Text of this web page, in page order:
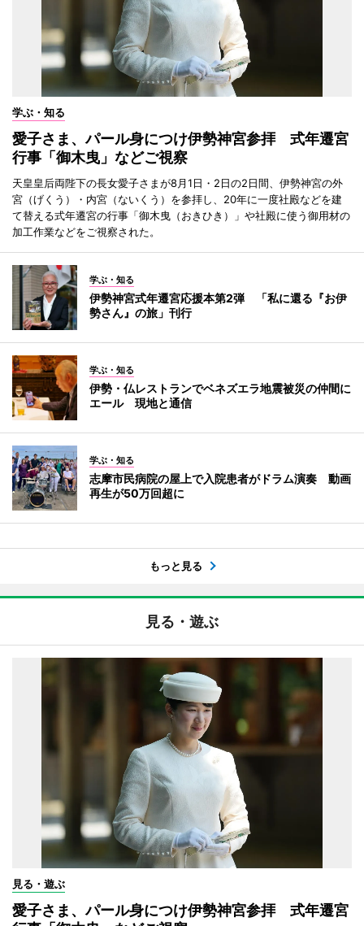
学ぶ・知る
愛子さま、パール身につけ伊勢神宮参拝 式年遷宮
行事「御木曳」などご視察
天皇皇后両陛下の長女愛子さまが8月1日・2日の2日間、伊勢神宮の外
宮（げくう）・内宮（ないくう）を参拝し、20年に一度社殿などを建
て替える式年遷宮の行事「御木曳（おきひき）」や社殿に使う御用材の
加工作業などをご視察された。
学ぶ・知る
伊勢神宮式年遷宮応援本第2弾 「私に還る『お伊
勢さん』の旅」刊行
学ぶ・知る
伊勢・仏レストランでベネズエラ地震被災の仲間に
エール 現地と通信
学ぶ・知る
志摩市民病院の屋上で入院患者がドラム演奏 動画
再生が50万回超に
もっと見る
見る・遊ぶ
見る・遊ぶ
愛子さま、パール身につけ伊勢神宮参拝 式年遷宮